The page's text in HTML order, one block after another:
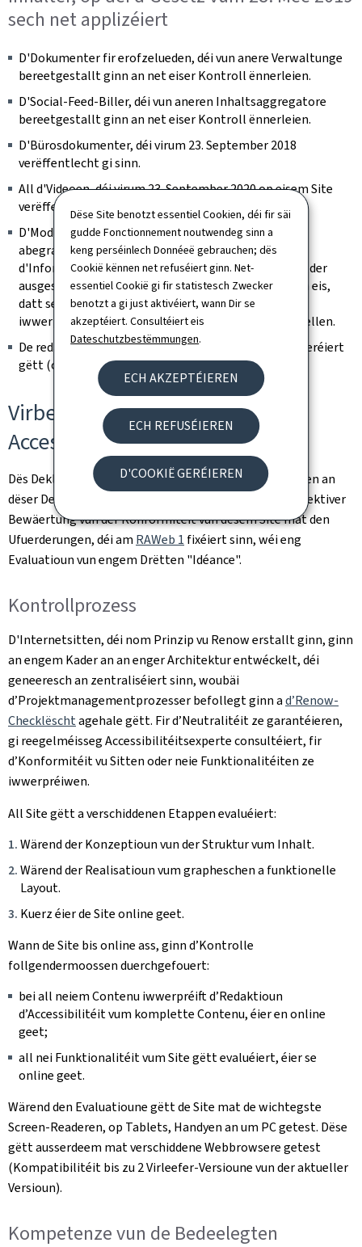
Dëse Site benotzt essentiel Cookien, déi fir säi
gudde Fonctionnement noutwendeg sinn a
keng perséinlech Donnéeë gebrauchen; dës
Cookië kënnen net refuséiert ginn. Net-
essentiel Cookië gi fir statistesch Zwecker
benotzt a gi just aktivéiert, wann Dir se
akzeptéiert. Consultéiert eis
Dateschutzbestëmmungen.
ECH AKZEPTÉIEREN
ECH REFUSÉIEREN
D'COOKIË GERÉIEREN
sech net applizéiert
D'Dokumenter fir erofzelueden, déi vun anere Verwaltunge
bereetgestallt ginn an net eiser Kontroll ënnerleien.
D'Social-Feed-Biller, déi vun aneren Inhaltsaggregatore
bereetgestallt ginn an net eiser Kontroll ënnerleien.
D'Bürosdokumenter, déi virum 23. September 2018
verëffentlecht gi sinn.
All d'Videoen, déi virum 23. September 2020 op eisem Site
verëffentlecht gi sinn.
D'Modüller mat den interaktive Kaarte sinn net mat
abegraff, wann et op der Säit eng Alternativ gëtt, fir
d'Informatioun vun der Kaart ze kréien (Presenz vun der
ausgeschriwwener Adress zum Beispill). Mir beméien eis,
datt se weiderhin identifizéiert kënne ginn, an
iwwerpréiwen, datt se keng Fal fir d'Tastatur duerstellen.
De redaktionellen Inhalt, deen als archivéiert consideréiert
gëtt (ouni Modifikatioun nom 23. September 2019).
Virbereedung vun dëser
Accessibilitéitsdeklaratioun
Dës Deklaratioun gouf de(n)3.1.2025erstallt. D'Angaben an
dëser Deklaratioun sinn exakt a baséieren op enger effektiver
Bewäertung vun der Konformitéit vun dësem Site mat den
Ufuerderungen, déi am RAWeb 1 fixéiert sinn, wéi eng
Evaluatioun vun engem Drëtten "Idéance".
Kontrollprozess
D'Internetsitten, déi nom Prinzip vu Renow erstallt ginn, ginn
an engem Kader an an enger Architektur entwéckelt, déi
geneeresch an zentraliséiert sinn, woubäi
d’Projektmanagementprozesser befollegt ginn ad’Renow-
Checklëschtagehale gëtt. Fir d’Neutralitéit ze garantéieren,
gi reegelméisseg Accessibilitéitsexperte consultéiert, fir
d’Konformitéit vu Sitten oder neie Funktionalitéiten ze
iwwerpréiwen.
All Site gëtt a verschiddenen Etappen evaluéiert:
Wärend der Konzeptioun vun der Struktur vum Inhalt.
Wärend der Realisatioun vum grapheschen a funktionelle
Layout.
Kuerz éier de Site online geet.
Wann de Site bis online ass, ginn d’Kontrolle
follgendermoossen duerchgefouert:
bei all neiem Contenu iwwerpréift d’Redaktioun
d’Accessibilitéit vum komplette Contenu, éier en online
geet;
all nei Funktionalitéit vum Site gëtt evaluéiert, éier se
online geet.
Wärend den Evaluatioune gëtt de Site mat de wichtegste
Screen-Readeren, op Tablets, Handyen an um PC getest. Dëse
gëtt ausserdeem mat verschiddene Webbrowsere getest
(Kompatibilitéit bis zu 2 Virleefer-Versioune vun der aktueller
Versioun).
Kompetenze vun de Bedeelegten